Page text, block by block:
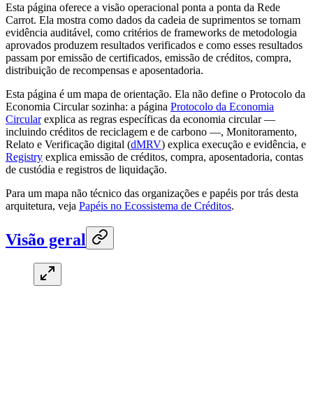
Esta página oferece a visão operacional ponta a ponta da Rede
Carrot. Ela mostra como dados da cadeia de suprimentos se tornam
evidência auditável, como critérios de frameworks de metodologia
aprovados produzem resultados verificados e como esses resultados
passam por emissão de certificados, emissão de créditos, compra,
distribuição de recompensas e aposentadoria.
Esta página é um mapa de orientação. Ela não define o Protocolo da
Economia Circular sozinha: a página Protocolo da Economia
Circularexplica as regras específicas da economia circular —
incluindo créditos de reciclagem e de carbono —, Monitoramento,
Relato e Verificação digital (dMRV) explica execução e evidência, e
Registry explica emissão de créditos, compra, aposentadoria, contas
de custódia e registros de liquidação.
Para um mapa não técnico das organizações e papéis por trás desta
arquitetura, veja Papéis no Ecossistema de Créditos.
Visão geral